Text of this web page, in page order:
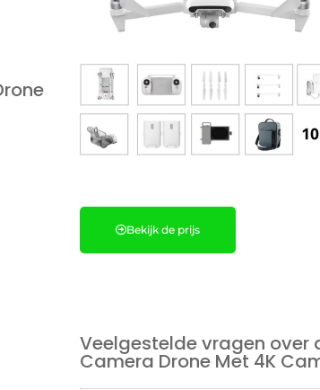
Bekijk de prijs
Veelgestelde vragen over
Camera Drone Met 4K